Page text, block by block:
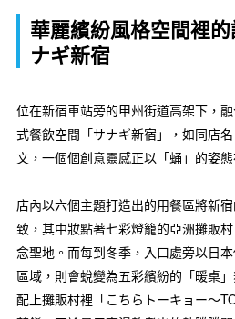
華麗繽紛風格空間裡
ナギ新宿
位在新宿車站旁的甲州街道高架下，
式餐飲空間「サナギ新宿」，如同店
文，一個個創意靈感正以「蛹」的姿
店內以六個主題打造出的用餐區將新
致，其中妝點著七彩燈籠的亞洲攤販
念聖地。而每到冬季，入口處旁以日
區域，則會蛻變為五彩繽紛的「暖桌
配上攤販村裡「こちらトーキョー～